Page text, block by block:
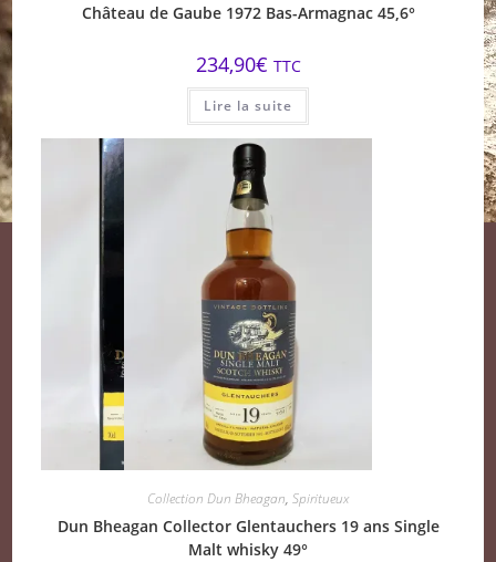
Château de Gaube 1972 Bas-Armagnac 45,6°
234,90€ TTC
Lire la suite
Collection Dun Bheagan, Spiritueux
Dun Bheagan Collector Glentauchers 19 ans Single
Malt whisky 49°